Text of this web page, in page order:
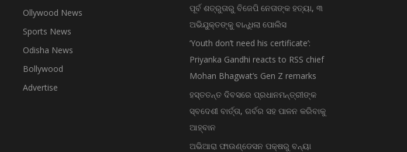
Ollywood News
Sports News
Odisha News
Bollywood
Advertise
ପୂର୍ବ ଶତ୍ରୁତାରୁ ବିଜେପି ନେତାଙ୍କ ହତ୍ୟା, ୩
ଅଭିଯୁକ୍ତଙ୍କୁ ବାନ୍ଧିଲା ପୋଲିସ
‘Youth don’t need his certificate’:
Priyanka Gandhi reacts to RSS chief
Mohan Bhagwat’s Gen Z remarks
ହସ୍ତତନ୍ତ ଦିବସରେ ପ୍ରଧାନମନ୍ତ୍ରୀଙ୍କ
ସ୍ବଦେଶୀ ବାର୍ତ୍ତା, ଗର୍ବର ସହ ପାଳନ କରିବାକୁ
ଆହ୍ବାନ
ଅଭିଆରା ଫାଉଣ୍ଡେସନ ପକ୍ଷରୁ ବନ୍ୟା